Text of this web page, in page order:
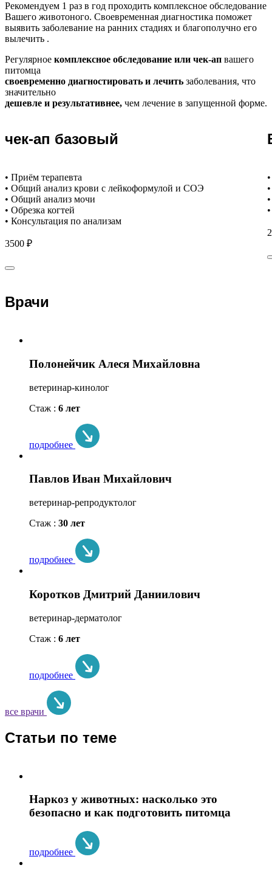
Рекомендуем 1 раз в год проходить комплексное обследование
Вашего животоного. Своевременная диагностика поможет
выявить заболевание на ранних стадиях и благополучно его
вылечить .
Регулярное комплексное обследование или чек-ап вашего
питомца
своевременно диагностировать и лечить заболевания, что
значительно
дешевле и результативнее, чем лечение в запущенной форме.
чек-ап базовый
• Приём терапевта
• Общий анализ крови с лейкоформулой и СОЭ
• Общий анализ мочи
• Обрезка когтей
• Консультация по анализам
3500 ₽
Врачи
Полонейчик Алеся Михайловна
ветеринар-кинолог
Стаж : 6 лет
подробнее
Павлов Иван Михайлович
ветеринар-репродуктолог
Стаж : 30 лет
подробнее
Коротков Дмитрий Даниилович
ветеринар-дерматолог
Стаж : 6 лет
подробнее
все врачи
Статьи по теме
Наркоз у животных: насколько это
безопасно и как подготовить питомца
подробнее